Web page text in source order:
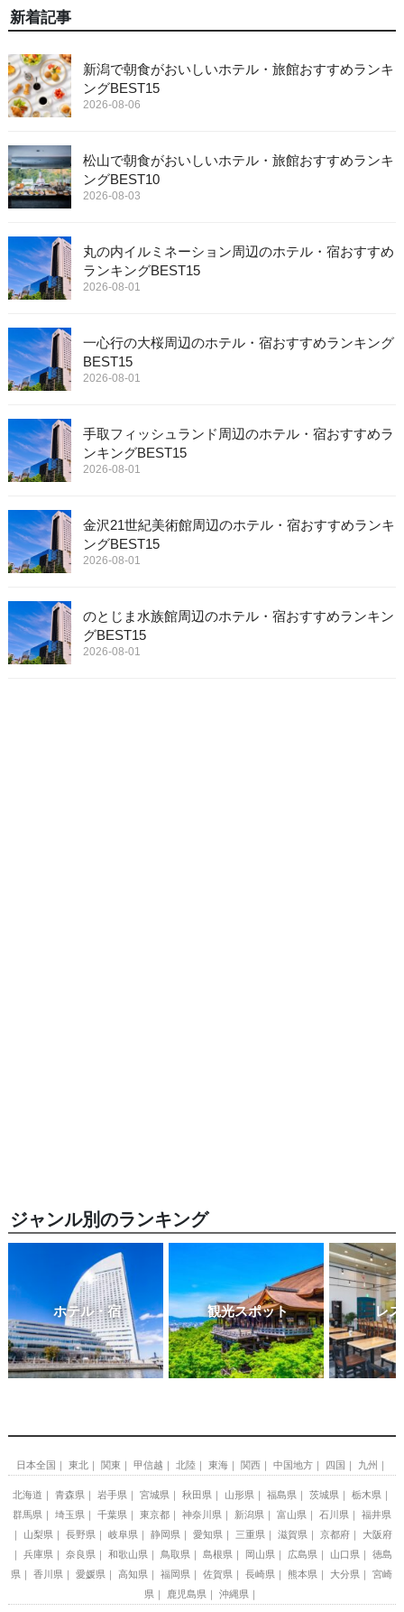
新着記事
新潟で朝食がおいしいホテル・旅館おすすめランキ
ングBEST15
2026-08-06
松山で朝食がおいしいホテル・旅館おすすめランキ
ングBEST10
2026-08-03
丸の内イルミネーション周辺のホテル・宿おすすめ
ランキングBEST15
2026-08-01
一心行の大桜周辺のホテル・宿おすすめランキング
BEST15
2026-08-01
手取フィッシュランド周辺のホテル・宿おすすめラ
ンキングBEST15
2026-08-01
金沢21世紀美術館周辺のホテル・宿おすすめランキ
ングBEST15
2026-08-01
のとじま水族館周辺のホテル・宿おすすめランキン
グBEST15
2026-08-01
ジャンル別のランキング
ホテル・宿 観光スポット レ
日本全国 東北 関東 甲信越 北陸 東海 関西 中国地方 四国 九州
北海道 青森県 岩手県 宮城県 秋田県 山形県 福島県 茨城県
栃木県
群馬県
埼玉県 千葉県 東京都 神奈川県 新潟県 富山県 石川県
福井県
山梨県
長野県 岐阜県 静岡県 愛知県 三重県 滋賀県 京都府
大阪府
兵庫県
奈良県 和歌山県 鳥取県 島根県 岡山県 広島県 山口県
徳島
県
香川県 愛媛県 高知県 福岡県 佐賀県 長崎県 熊本県 大分県
宮崎
県
鹿児島県 沖縄県